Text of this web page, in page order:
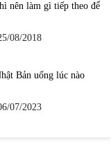
nên làm gì tiếp theo để
08/2018
Bản uống lúc nào
07/2023